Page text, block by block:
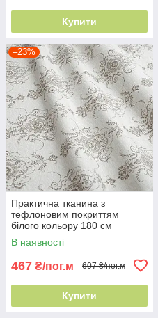
Купити
–23%
Практична тканина з
тефлоновим покриттям
білого кольору 180 см
Туреччина для домашнього
текстилю
В наявності
467 ₴/пог.м 607 ₴/пог.м
Купити